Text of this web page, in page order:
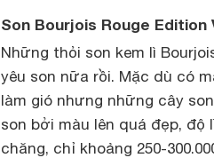
Son Bourjois Rouge Edition
Những thỏi son kem lì
yêu son nữa rồi. Mặc dù có
làm gió nhưng những cây
son bởi màu lên quá đẹp,
chăng, chỉ khoảng 250-